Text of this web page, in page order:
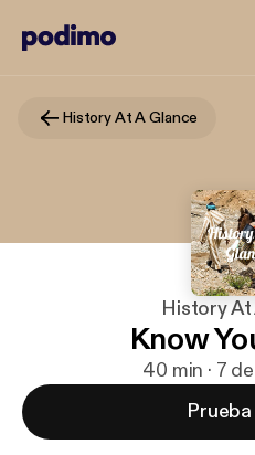
History At A Glance
History At
Know
40 min · 7